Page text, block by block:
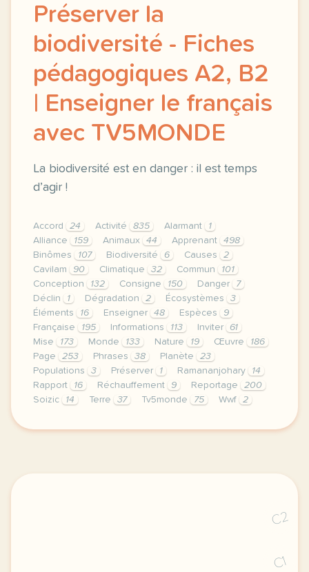
Préserver la
biodiversité - Fiches
pédagogiques A2, B2
| Enseigner le français
avec TV5MONDE
La biodiversité est en danger : il est temps
d’agir !
Accord 24 Activité 835 Alarmant
1
Alliance
159 Animaux 44 Apprenant
498
Binômes
107 Biodiversité 6 Causes
2
Cavilam
90 Climatique 32 Commun
101
Conception
132 Consigne 150 Danger
7
Déclin
1 Dégradation 2 Écosystèmes
3
Éléments
16 Enseigner 48 Espèces
9
Française
195 Informations 113 Inviter
61
Mise
173 Monde 133 Nature 19 Œuvre
186
Page
253 Phrases 38 Planète
23
Populations
3 Préserver 1 Ramananjohary
14
Rapport
16 Réchauffement 9 Reportage
200
Soizic
14 Terre 37 Tv5monde 75 Wwf 2
le respect de votre vie privee est une priorite
C2
C1